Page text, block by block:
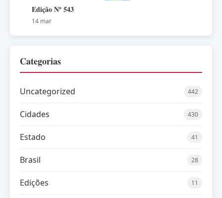
Edição Nº 543
14 mar
Categorias
Uncategorized 442
Cidades 430
Estado 41
Brasil 28
Edições 11